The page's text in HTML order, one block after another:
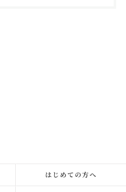
はじめての方へ